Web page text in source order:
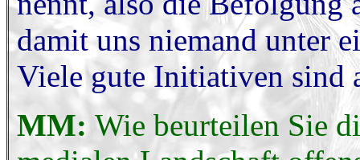
damit uns niemand unter
Viele gute Initiativen sind
MM: Wie beurteilen Sie